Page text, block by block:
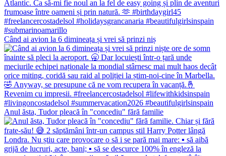
Când ai avion la 6 dimineața și vrei să prinzi niș
Anul ăsta, Tudor pleacă în "concediu" fără familie